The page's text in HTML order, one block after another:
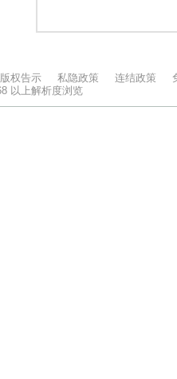
版权告示 私隐政策 连结政策
以上解析度浏览